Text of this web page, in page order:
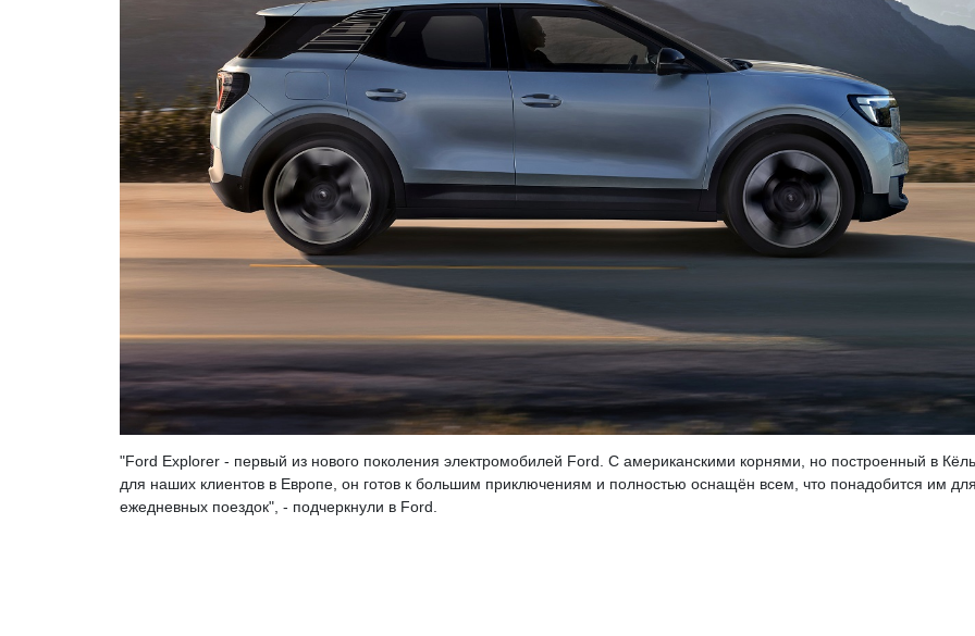
"Ford Explorer - первый из нового поколения электромобилей Ford. С американскими корнями, но построенный в
для наших клиентов в Европе, он готов к большим приключениям и полностью оснащён всем, что понадобится им
ежедневных поездок", - подчеркнули в Ford.